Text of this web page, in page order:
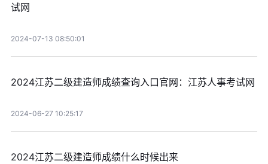
试网
2024-07-13 08:50:01
2024江苏二级建造师成绩查询入口官网：江苏人事考试网
2024-06-27 10:25:17
2024江苏二级建造师成绩什么时候出来